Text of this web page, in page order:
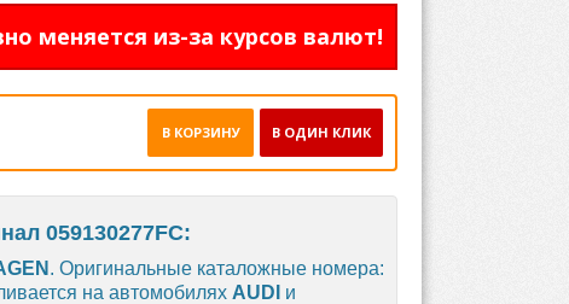
меняется из-за курсов валют!
В ОДИН КЛИК
В КОРЗИНУ
059130277FC:
. Оригинальные каталожные номера:
на автомобилях AUDI и